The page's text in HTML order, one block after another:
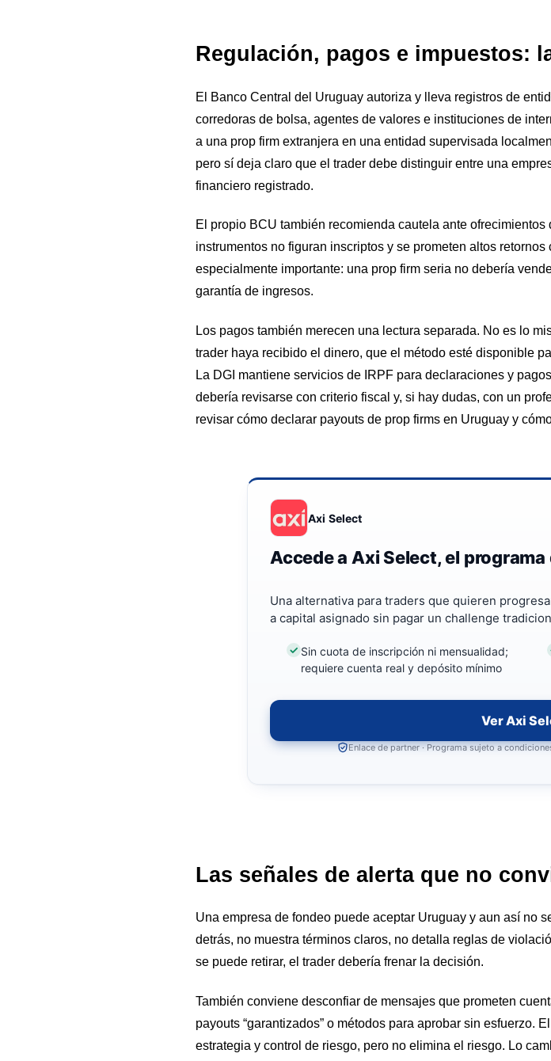
Regulación, pagos e impuestos:
El Banco Central del Uruguay autoriza y lleva registros de
corredoras de bolsa, agentes de valores e instituciones de
a una prop firm extranjera en una entidad supervisada
pero sí deja claro que el trader debe distinguir entre una
financiero registrado.
El propio BCU también recomienda cautela ante
instrumentos no figuran inscriptos y se prometen altos
especialmente importante: una prop firm seria no debería
garantía de ingresos.
Los pagos también merecen una lectura separada. No es lo
trader haya recibido el dinero, que el método esté disponible
La DGI mantiene servicios de IRPF para declaraciones y
debería revisarse con criterio fiscal y, si hay dudas, con un
revisar cómo declarar payouts de prop firms en Uruguay y
Axi Select
Accede a Axi Select, el
Una alternativa para traders que quieren
a capital asignado sin pagar un challenge
Sin cuota de inscripción ni mensualidad;
requiere cuenta real y depósito mínimo
Ver Axi
Enlace de partner · Programa sujeto a
Las señales de alerta que no
Una empresa de fondeo puede aceptar Uruguay y aun así no
detrás, no muestra términos claros, no detalla reglas de
se puede retirar, el trader debería frenar la decisión.
También conviene desconfiar de mensajes que prometen
payouts “garantizados” o métodos para aprobar sin esfuerzo.
estrategia y control de riesgo, pero no elimina el riesgo. Lo